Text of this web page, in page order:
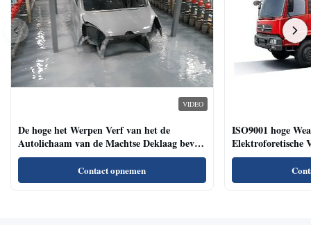
VIDEO
De hoge het Werpen Verf van het de
Autolichaam van de Machtse Deklaag bevat
geen Heavy metal
Contact opnemen
ISO9001 hoge
Elektroforetische
Bedrijfsvoertuigen